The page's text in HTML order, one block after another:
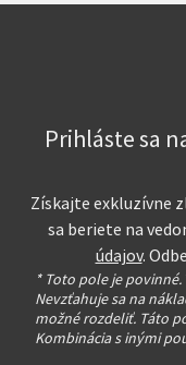
Prihláste sa
Získajte exkluzívne
sa beriete na
údajov.
* Toto pole je povinné.
Nevzťahuje sa na
možné rozdeliť. Táto
Kombinácia s inými